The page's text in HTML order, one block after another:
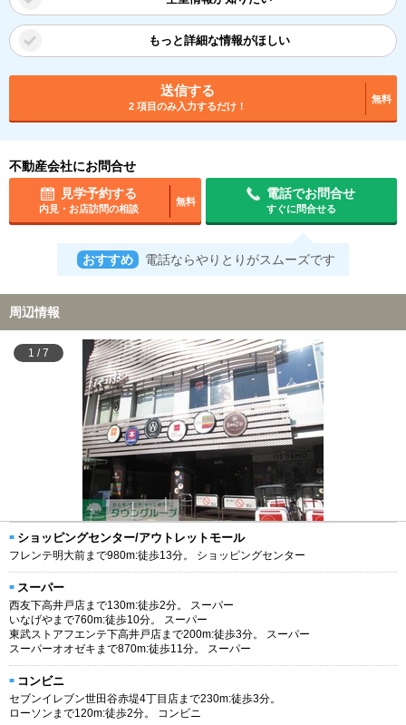
もっと詳細な情報がほしい
送信する
2 項目のみ入力するだけ！
無料
不動産会社にお問合せ
見学予約する
内見・お店訪問の相談
無料
電話でお問合せ
すぐに問合せる
おすすめ 電話ならやりとりがスムーズです
周辺情報
1 /7
ショッピングセンター/アウトレットモール
フレンテ明大前まで980m:徒歩13分。 ショッピングセンター
スーパー
西友下高井戸店まで130m:徒歩2分。 スーパー
いなげやまで760m:徒歩10分。 スーパー
東武ストアフエンテ下高井戸店まで200m:徒歩3分。 スーパー
スーパーオオゼキまで870m:徒歩11分。 スーパー
コンビニ
セブンイレブン世田谷赤堤4丁目店まで230m:徒歩3分。
ローソンまで120m:徒歩2分。 コンビニ